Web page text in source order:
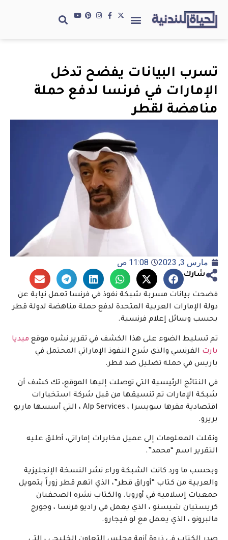
تسرب البيانات يفضح تدخل
الإمارات في فرنسا لدفع حملة
مناهضة لقطر
مارس 3, 2023 11:08 ص
شارك
فضحت بيانات مسربة شبكة نفوذ في فرنسا تعمل نيابة عن
دولة الإمارات العربية المتحدة لدفع حملة مناهضة لدولة قطر
بحسب وسائل إعلام فرنسية.
تم تسليط الضوء على هذا الكشف في تقرير نشره موقع ميديا
بارت الفرنسي والذي شرح النفوذ الإماراتي المحتمل في
باريس في حملة تضليل ضد قطر.
في النتائج الرئيسية التي توصلت إليها الموقع، تك كشف أن
شبكة الإمارات تم تنسيقها من قبل شركة استخبارات
اقتصادية مقرها سويسرا ، Alp Services ، التي أسسها ماريو
بريرو.
ونقلت المعلومات إلى عميل مخابرات إماراتي، أطلق عليه
التقرير اسم “محمد”.
وبحسب ما ورد كانت الشبكة وراء نشر النسخة الإنجليزية
والعربية من كتاب “أوراق قطر”، الذي اتهم قطر زوراً بتمويل
جمعيات إسلامية في أوروبا. والكتاب نشره الصحفيان
كريستيان شيسنو ، الذي يعمل في راديو فرنسا ، وجورج
مالبرونو ، الذي يعمل مع لو فيجارو.